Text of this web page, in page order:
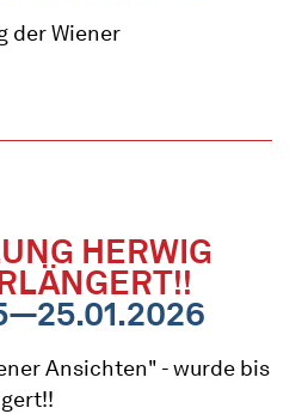
der Wiener
HERWIG
Ansichten" - wurde bis